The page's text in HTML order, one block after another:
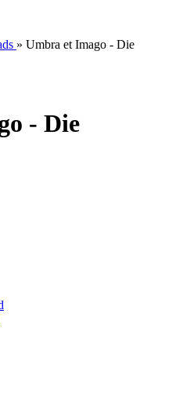
» Umbra et Imago - Die
- Die